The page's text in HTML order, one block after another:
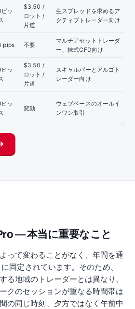
ッ
$3.50 /
ロット /
片道
生スプレッドを求めるア
クティブトレーダー向け
pips 不要
マルチアセットトレーダ
ー、株式CFD向け
ッ
$3.50 /
ロット /
片道
スキャルパーとアルゴト
レーダー向け
ッ
変動
ウェブベースのオールイ
ンワン取引
— 本当に重要なこと
って変わることがなく、年間を通
固定されています。そのため、
る地域のトレーダーとは異なり、
クのセッションが重なる時間帯は
の同じ時刻、夕方ではなく午前中